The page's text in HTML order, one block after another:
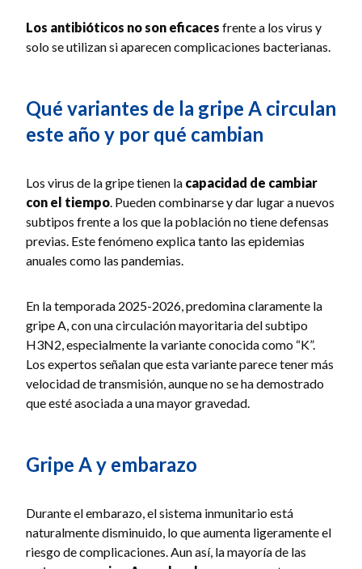
Los antibióticos no son eficaces frente a los virus y
solo se utilizan si aparecen complicaciones bacterianas.
Qué variantes de la gripe A circulan
este año y por qué cambian
Los virus de la gripe tienen la capacidad de cambiar
con el tiempo. Pueden combinarse y dar lugar a nuevos
subtipos frente a los que la población no tiene defensas
previas. Este fenómeno explica tanto las epidemias
anuales como las pandemias.
En la temporada 2025-2026, predomina claramente la
gripe A, con una circulación mayoritaria del subtipo
H3N2, especialmente la variante conocida como “K”.
Los expertos señalan que esta variante parece tener más
velocidad de transmisión, aunque no se ha demostrado
que esté asociada a una mayor gravedad.
Gripe A y embarazo
Durante el embarazo, el sistema inmunitario está
naturalmente disminuido, lo que aumenta ligeramente el
riesgo de complicaciones. Aun así, la mayoría de las